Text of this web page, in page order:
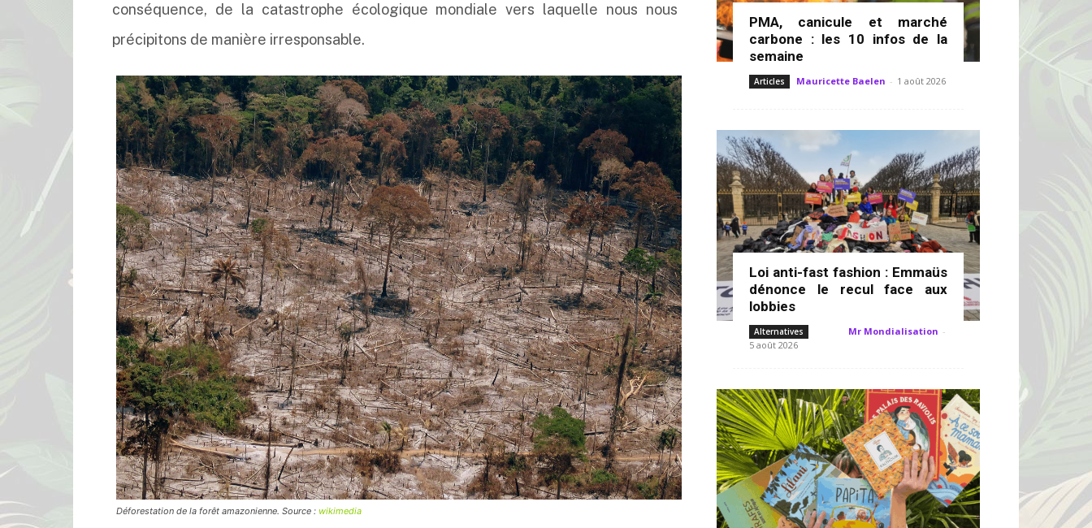
conséquence, de la catastrophe écologique mondiale vers laquelle nous nous
précipitons de manière irresponsable.
Déforestation de la forêt amazonienne. Source : wikimedia
PMA, canicule et marché
carbone : les 10 infos de la
semaine
Articles Mauricette Baelen - 1 août 2026
Loi anti-fast fashion : Emmaüs
dénonce le recul face aux
lobbies
Alternatives Mr Mondialisation -
5 août 2026